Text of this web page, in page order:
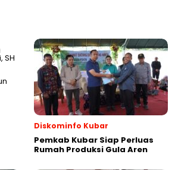
Diskominfo Kubar
Pemkab Kubar Siap Perluas
Rumah Produksi Gula Aren